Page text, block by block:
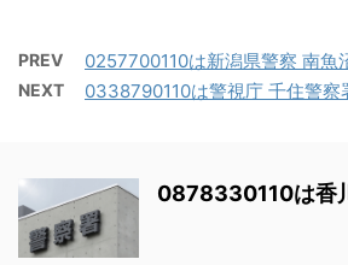
PREV 0257700110は新潟県警察 南魚
NEXT 0338790110は警視庁 千住警察
0878330110は香